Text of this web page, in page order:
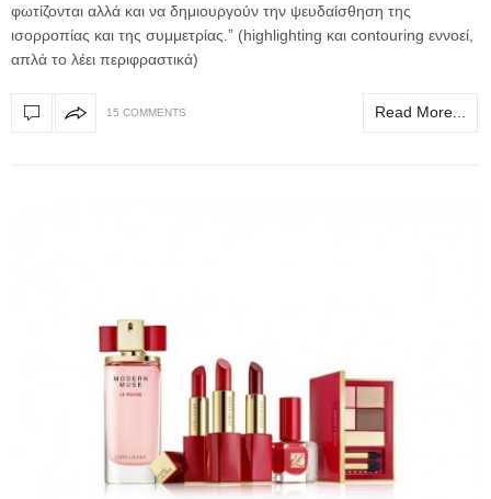
φωτίζονται αλλά και να δημιουργούν την ψευδαίσθηση της
ισορροπίας και της συμμετρίας.” (highlighting και contouring εννοεί,
απλά το λέει περιφραστικά)
15 COMMENTS Read More...